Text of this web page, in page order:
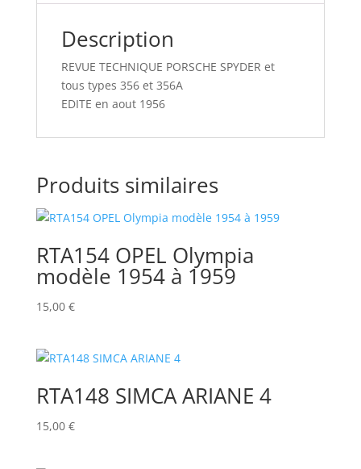
Description
REVUE TECHNIQUE PORSCHE SPYDER et
tous types 356 et 356A
EDITE en aout 1956
Produits similaires
RTA154 OPEL Olympia
modèle 1954 à 1959
15,00 €
RTA148 SIMCA ARIANE 4
15,00 €